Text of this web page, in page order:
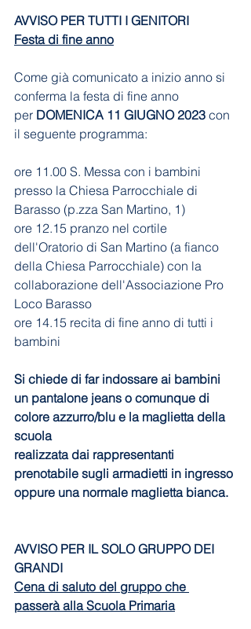
AVVISO PER TUTTI I GENITORI
Festa di fine anno
Come già comunicato a inizio anno si
conferma la festa di fine anno
per DOMENICA 11 GIUGNO 2023 con
il seguente programma:
ore 11.00 S. Messa con i bambini
presso la Chiesa Parrocchiale di
Barasso (p.zza San Martino, 1)
ore 12.15 pranzo nel cortile
dell'Oratorio di San Martino (a fianco
della Chiesa Parrocchiale) con la
collaborazione dell'Associazione Pro
Loco Barasso
ore 14.15 recita di fine anno di tutti i
bambini
Si chiede di far indossare ai bambini
un pantalone jeans o comunque di
colore azzurro/blu e la maglietta della
scuola
realizzata dai rappresentanti
prenotabile sugli armadietti in ingresso
oppure una normale maglietta bianca.
AVVISO PER IL SOLO GRUPPO DEI
GRANDI
Cena di saluto del gruppo che
passerà alla Scuola Primaria